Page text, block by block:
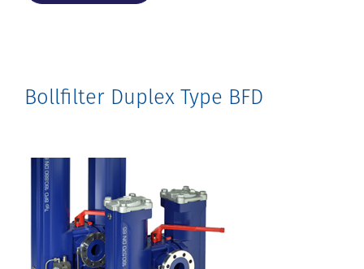
Bollfilter Duplex Type BFD